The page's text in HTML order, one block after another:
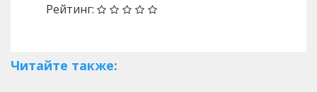
Рейтинг:
Читайте также: